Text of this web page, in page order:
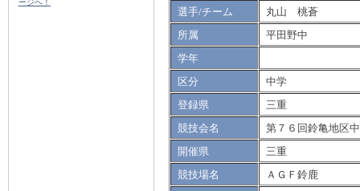
ージへ！
選手/チーム
丸山 桃蒼
所属
平田野中
学年
区分
中学
登録県
三重
競技会名
第７６回鈴亀地区
開催県
三重
競技場名
ＡＧＦ鈴鹿